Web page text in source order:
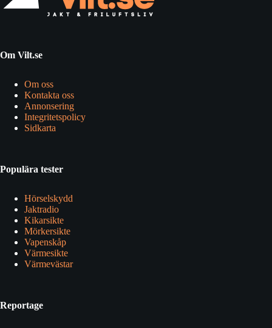
Om Vilt.se
Om oss
Kontakta oss
Annonsering
Integritetspolicy
Sidkarta
Populära tester
Hörselskydd
Jaktradio
Kikarsikte
Mörkersikte
Vapenskåp
Värmesikte
Värmevästar
Reportage